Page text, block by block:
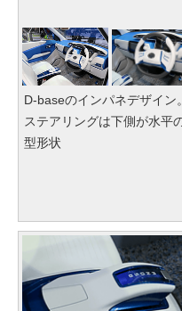
D-baseのインパネデザイン。
ステアリングは下側が水平
型形状